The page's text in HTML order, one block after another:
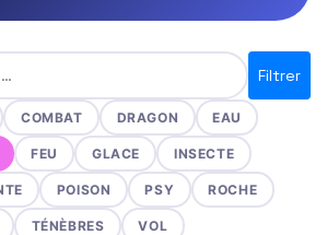
Filtrer
COMBAT DRAGON EAU
FEU GLACE INSECTE
POISON PSY ROCHE
TÉNÈBRES VOL